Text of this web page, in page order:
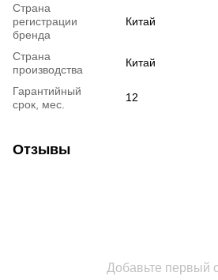
Страна
регистрации
бренда
Китай
Страна
производства
Китай
Гарантийный
срок, мес.
12
Отзывы
Добавьте первый